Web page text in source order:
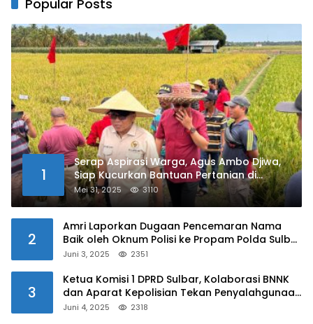
Popular Posts
1
Serap Aspirasi Warga, Agus Ambo Djiwa,
Siap Kucurkan Bantuan Pertanian di
Kalukku
Mei 31, 2025 3110
2
Amri Laporkan Dugaan Pencemaran Nama
Baik oleh Oknum Polisi ke Propam Polda Sulbar
Juni 3, 2025 2351
3
Ketua Komisi 1 DPRD Sulbar, Kolaborasi BNNK
dan Aparat Kepolisian Tekan Penyalahgunaan
Juni 4, 2025 2318